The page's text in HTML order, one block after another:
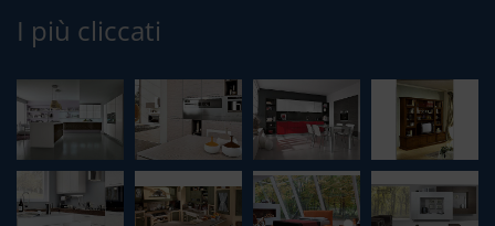
I più cliccati